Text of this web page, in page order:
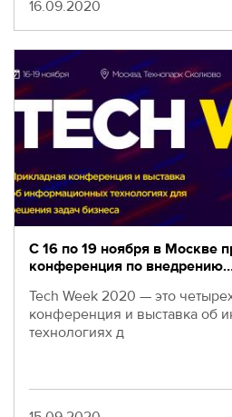
55
Москва,
СВАО,
ул.
Годовикова,
9
Станция
метро
Алексеевская
Режим
работы
9:00
18:00
Пн-
Чт.
17:00
Дата
16.09.2020
C 16 по 19 ноября в Москве
конференция по
Tech Week 2020 — это
конференция и выставка об
технологиях д